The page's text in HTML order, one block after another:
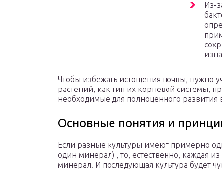
Из-
Чтобы избежать истощения почвы, нужно
растений, как тип их корневой системы,
необходимые для полноценного развития
Основные понятия и
Если разные культуры имеют примерно
один минерал) , то, естественно, каждая
минерал. И последующая культура будет